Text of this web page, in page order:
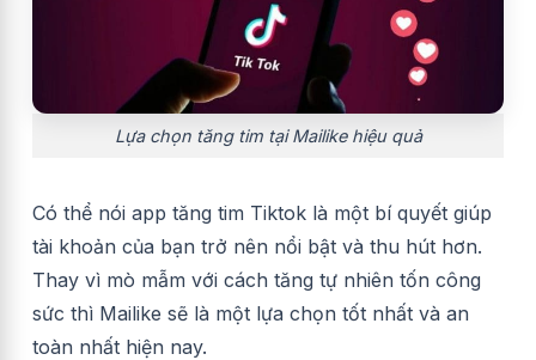
Lựa chọn tăng tim tại Mailike hiệu quả
Có thể nói app tăng tim Tiktok là một bí quyết giúp
tài khoản của bạn trở nên nổi bật và thu hút hơn.
Thay vì mò mẫm với cách tăng tự nhiên tốn công
sức thì Mailike sẽ là một lựa chọn tốt nhất và an
toàn nhất hiện nay.